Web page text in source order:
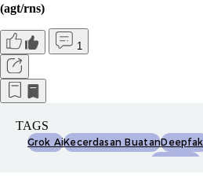
(agt/rns)
1
TAGS
Grok AiKecerdasan Buatan